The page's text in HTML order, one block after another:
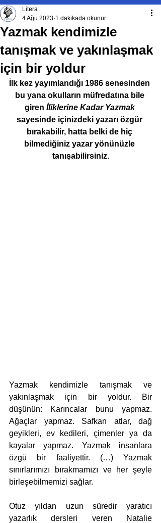
Yazmak kendimizle
tanışmak ve yakınlaşmak
için bir yoldur
Litera
4 Ağu 2023 1 dakikada okunur
İlk kez yayımlandığı 1986 senesinden
bu yana okulların müfredatına bile
giren İliklerine Kadar Yazmak
sayesinde içinizdeki yazarı özgür
bırakabilir, hatta belki de hiç
bilmediğiniz yazar yönünüzle
tanışabilirsiniz.
Yazmak kendimizle tanışmak ve
yakınlaşmak için bir yoldur. Bir
düşünün: Karıncalar bunu yapmaz.
Ağaçlar yapmaz. Safkan atlar, dağ
geyikleri, ev kedileri, çimenler ya da
kayalar yapmaz. Yazmak insanlara
özgü bir faaliyettir. (…) Yazmak
sınırlarımızı bırakmamızı ve her şeyle
birleşebilmemizi sağlar.
Otuz yıldan uzun süredir yaratıcı
yazarlık dersleri veren Natalie